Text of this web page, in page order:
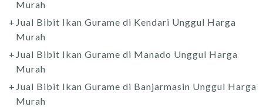
Murah
Jual Bibit Ikan Gurame di Kendari Unggul Harga
Murah
Jual Bibit Ikan Gurame di Manado Unggul Harga
Murah
Jual Bibit Ikan Gurame di Banjarmasin Unggul Harga
Murah